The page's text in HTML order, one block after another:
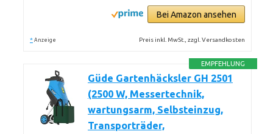
Bei Amazon ansehen
* Anzeige Preis inkl. MwSt., zzgl. Versandkosten
EMPFEHLUNG
Güde Gartenhäcksler GH 2501
(2500 W, Messertechnik,
wartungsarm, Selbsteinzug,
Transporträder,